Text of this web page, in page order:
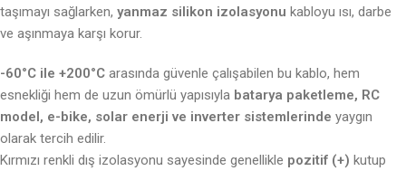
taşımayı sağlarken, yanmaz silikon izolasyonu kabloyu ısı, darbe
ve aşınmaya karşı korur.
-60°C ile +200°C arasında güvenle çalışabilen bu kablo, hem
esnekliği hem de uzun ömürlü yapısıyla batarya paketleme, RC
model, e-bike, solar enerji ve inverter sistemlerinde yaygın
olarak tercih edilir.
Kırmızı renkli dış izolasyonu sayesinde genellikle pozitif (+) kutup